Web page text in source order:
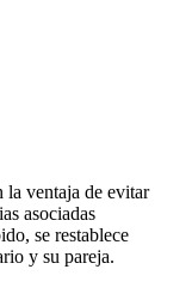
la ventaja de evitar
asociadas
se restablece
y su pareja.